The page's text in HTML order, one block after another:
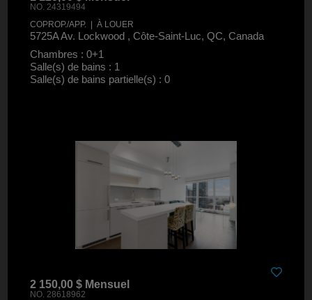
NO. 24319494
COPROP./APP. | À LOUER
5725A Av. Lockwood , Côte-Saint-Luc, QC, Canada
Chambres : 0+1
Salle(s) de bains : 1
Salle(s) de bains partielle(s) : 0
2 150,00 $ Mensuel
NO. 28618962